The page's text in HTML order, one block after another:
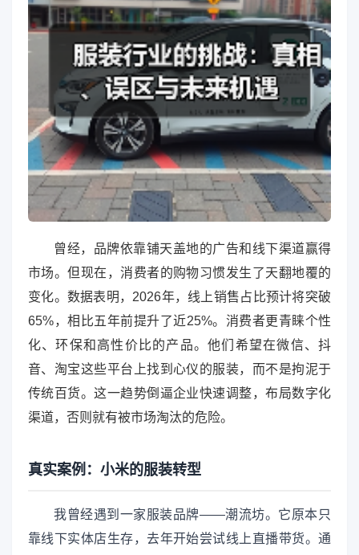
曾经，品牌依靠铺天盖地的广告和线下渠道赢得
市场。但现在，消费者的购物习惯发生了天翻地覆的
变化。数据表明，2026年，线上销售占比预计将突破
65%，相比五年前提升了近25%。消费者更青睐个性
化、环保和高性价比的产品。他们希望在微信、抖
音、淘宝这些平台上找到心仪的服装，而不是拘泥于
传统百货。这一趋势倒逼企业快速调整，布局数字化
渠道，否则就有被市场淘汰的危险。
真实案例：小米的服装转型
我曾经遇到一家服装品牌——潮流坊。它原本只
靠线下实体店生存，去年开始尝试线上直播带货。通